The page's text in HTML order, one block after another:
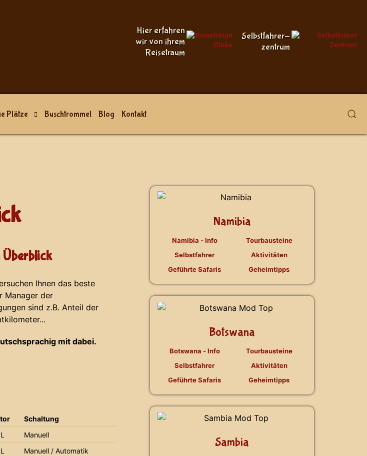
Hier erfahren
wir von ihrem
Reisetraum
Selbstfahrer-
zentrum
Plätze Buschtrommel Blog Kontakt
Ihnen das beste
Manager der
sind z.B. Anteil der
mit dabei.
Schaltung
Manuell
Manuell / Automatik
Namibia
Namibia - Info
Selbstfahrer
Geführte Safaris
Tourbausteine
Aktivitäten
Geheimtipps
Botswana
Botswana - Info
Selbstfahrer
Geführte Safaris
Tourbausteine
Aktivitäten
Geheimtipps
Sambia